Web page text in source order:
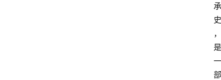
承
史
，
是
一
部